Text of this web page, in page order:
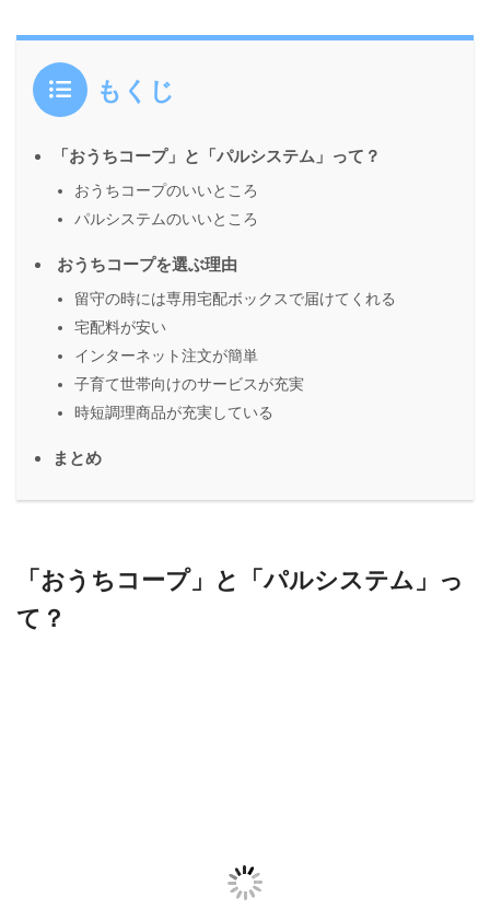
もくじ
「おうちコープ」と「パルシステム」って？
おうちコープのいいところ
パルシステムのいいところ
おうちコープを選ぶ理由
留守の時には専用宅配ボックスで届けてくれる
宅配料が安い
インターネット注文が簡単
子育て世帯向けのサービスが充実
時短調理商品が充実している
まとめ
「おうちコープ」と「パルシステム」っ
て？